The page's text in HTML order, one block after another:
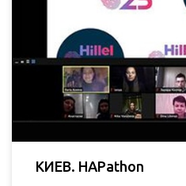
КИЕВ. HAPathon